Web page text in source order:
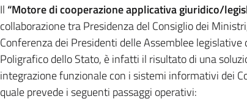
Il “Motore di cooperazione applicativa giuridico/
collaborazione tra Presidenza del Consiglio dei
Conferenza dei Presidenti delle Assemblee
Poligrafico dello Stato, è infatti il risultato di una
integrazione funzionale con i sistemi informativi dei
quale prevede i seguenti passaggi operativi: